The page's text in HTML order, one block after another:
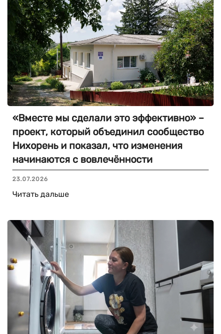
«Вместе мы сделали это эффективно» –
проект, который объединил сообщество
Нихорень и показал, что изменения
начинаются с вовлечённости
23.07.2026
Читать дальше